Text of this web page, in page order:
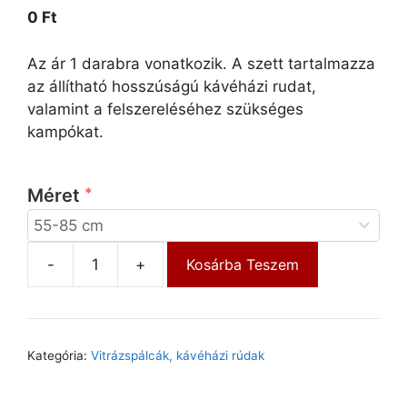
0 Ft
Az ár 1 darabra vonatkozik. A szett tartalmazza
az állítható hosszúságú kávéházi rudat,
valamint a felszereléséhez szükséges
kampókat.
Méret
- + Kosárba Teszem
Kategória: Vitrázspálcák, kávéházi rúdak